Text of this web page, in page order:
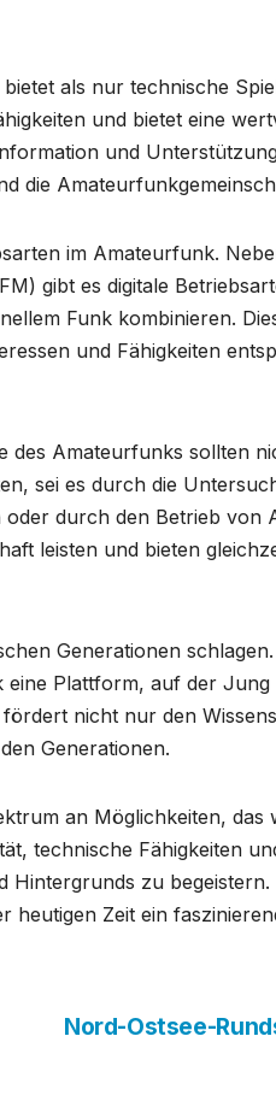
als nur technische
und bietet eine
und
die
im Amateurfunk.
gibt es digitale
Funk kombinieren.
und Fähigkeiten
des Amateurfunks sollten
sei es durch die
durch den Betrieb von
leisten und bieten
Generationen
Plattform, auf der Jung
nicht nur den
Generationen.
an Möglichkeiten, das
technische Fähigkeiten
zu
Zeit ein
Nord-Ostsee-